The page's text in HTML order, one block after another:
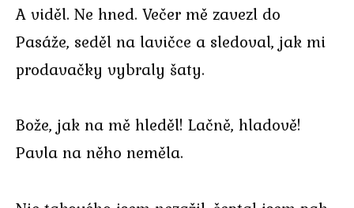
A viděl. Ne hned. Večer mě zavezl do
Pasáže, seděl na lavičce a sledoval, jak mi
prodavačky vybraly šaty.
Bože, jak na mě hleděl! Lačně, hladově!
Pavla na něho neměla.